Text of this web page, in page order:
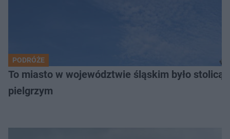
PODRÓŻE
To miasto w województwie śląskim było
pielgrzym